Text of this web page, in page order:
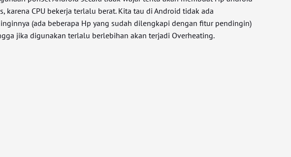
karena CPU bekerja terlalu berat. Kita tau di Android tidak ada
(ada beberapa Hp yang sudah dilengkapi dengan fitur pendingin)
jika digunakan terlalu berlebihan akan terjadi Overheating.